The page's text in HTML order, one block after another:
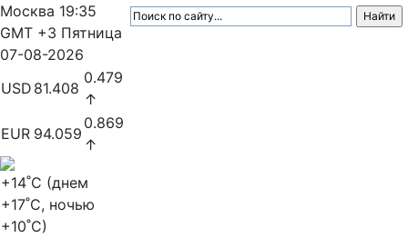
Москва 19:35
GMT +3 Пятница
07-08-2026
USD 81.408
0.479
↑
EUR 94.059
0.869
↑
+14˚C (днем
+17˚C, ночью
+10˚C)